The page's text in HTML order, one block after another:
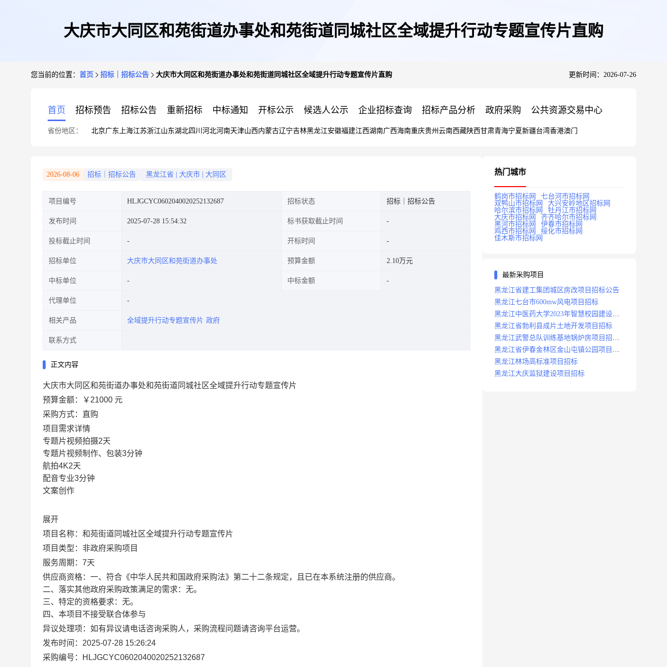
大庆市大同区和苑街道办事处和苑街道同城社区全域提升行动专题宣传片直购
您当前的位置： 首页 招标｜招标公告 大庆市大同区和苑街道办事处和苑街道同城社区全域提升行动专题宣传片直购 更新时间：2026-07-26
首页 招标预告 招标公告 重新招标 中标通知 开标公示 候选人公示 企业招标查询 招标产品分析 政府采购 公共资源交易中心
省份地区： 北京广东 上海江苏浙江山东湖北四川 河北河南天津山西内蒙古辽宁吉林黑龙江安徽福建江西湖南广西海南重庆贵州 云南西藏陕西甘肃青海宁夏新疆台湾香港澳门
2026-08-06 招标｜招标公告 黑龙江省 大庆市 大同区
项目编号 HLJGCYC0602040020252132687 招标状态 招标｜招标公告
发布时间 2025-07-28 15:54:32 标书获取截止时间
投标截止时间 开标时间
招标单位 大庆市大同区和苑街道办事处 预算金额 2.10万元
中标单位 中标金额
代理单位
相关产品 全域提升行动专题宣传片 政府
联系方式
正文内容
大庆市大同区和苑街道办事处和苑街道同城社区全域提升行动专题宣传片
预算金额：
￥21000 元
采购方式：直购
项目需求详情
专题片视频拍摄2天
专题片视频制作、包装3分钟
航拍4K2天
配音专业3分钟
文案创作
展开
项目名称： 和苑街道同城社区全域提升行动专题宣传片
项目类型： 非政府采购项目
服务周期： 7天
供应商资格： 一、符合《中华人民共和国政府采购法》第二十二条规定，且已在本系统注册的供应商。
二、落实其他政府采购政策满足的需求：无。
三、特定的资格要求：无。
四、本项目不接受联合体参与
异议处理项： 如有异议请电话咨询采购人，采购流程问题请咨询平台运营。
发布时间： 2025-07-28 15:26:24
采购编号：
HLJGCYC0602040020252132687
热门城市
鹤岗市招标网
七台河市招标网
双鸭山市招标网
大兴安岭地区招标网
哈尔滨市招标网
牡丹江市招标网
大庆市招标网
齐齐哈尔市招标网
黑河市招标网
伊春市招标网
鸡西市招标网
绥化市招标网
佳木斯市招标网
最新采购项目
黑龙江省建工集团城区房改项目招标公告
黑龙江七台市600mw风电项目招标
黑龙江中医药大学2023年智慧校园建设项
目招标公告
黑龙江省勃利县成片土地开发项目招标
黑龙江武警总队训练基地锅炉房项目招标
公示
黑龙江省伊春金林区金山屯镇公园项目招
标公告
黑龙江林场高标准项目招标
黑龙江大庆监狱建设项目招标